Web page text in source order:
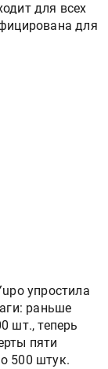
для всех
для
упростила
раньше
шт., теперь
пяти
500 штук.